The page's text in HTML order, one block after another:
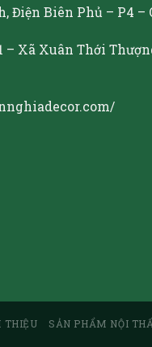
Điện Biên Phủ – P4 –
– Xã Xuân Thới
THIỆU SẢN PHẨM NỘI